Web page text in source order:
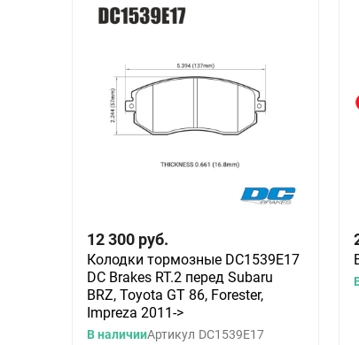
12 300 руб.
Колодки тормозные DC1539E17
DC Brakes RT.2 перед Subaru
BRZ, Toyota GT 86, Forester,
Impreza 2011->
В наличииАртикул DC1539E17